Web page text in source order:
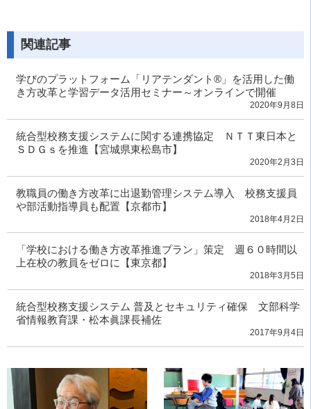
関連記事
学びのプラットフォーム「リアテンダント®」を活用した働
き方改革と学習データ活用セミナー～オンラインで開催
2020年9月8日
統合型校務支援システムに関する連携協定 ＮＴＴ東日本と
ＳＤＧｓを推進【宮城県東松島市】
2020年2月3日
教職員の働き方改革に出退勤管理システム導入 校務支援員
や部活動指導員も配置【京都市】
2018年4月2日
「学校における働き方改革推進プラン」策定 週６０時間以
上在校の教員をゼロに【東京都】
2018年3月5日
統合型校務支援システム 普及とセキュリティ確保 文部科学
省情報教育課・松本眞課長補佐
2017年9月4日